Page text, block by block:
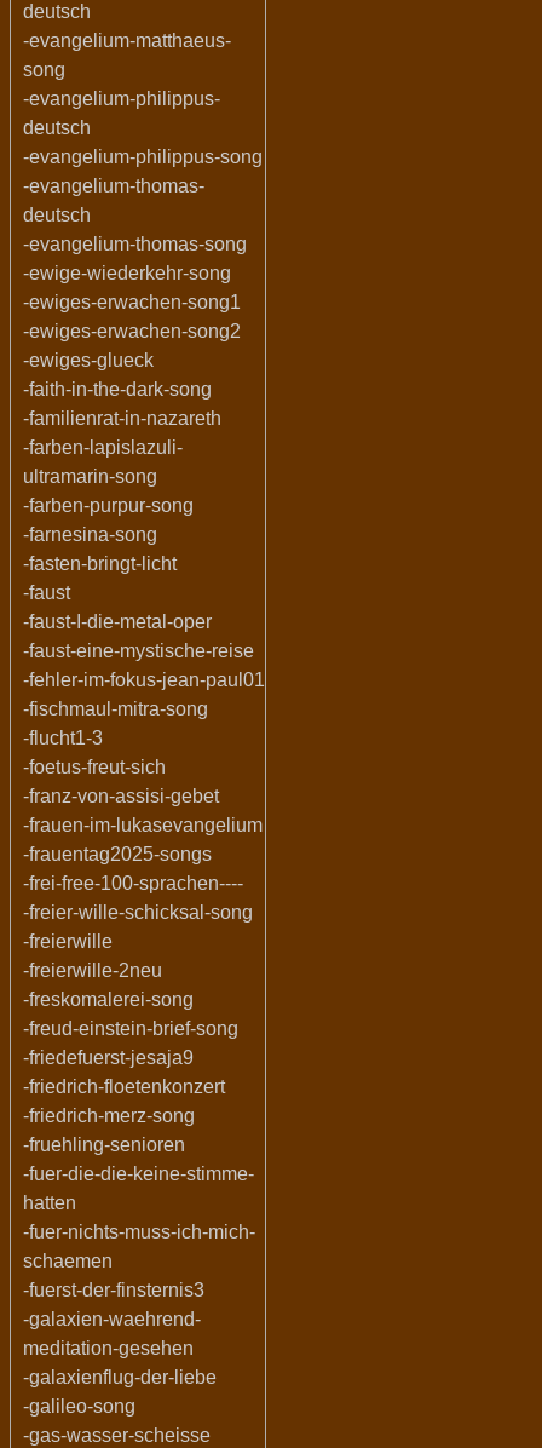
deutsch
-evangelium-matthaeus-
song
-evangelium-philippus-
deutsch
-evangelium-philippus-song
-evangelium-thomas-
deutsch
-evangelium-thomas-song
-ewige-wiederkehr-song
-ewiges-erwachen-song1
-ewiges-erwachen-song2
-ewiges-glueck
-faith-in-the-dark-song
-familienrat-in-nazareth
-farben-lapislazuli-
ultramarin-song
-farben-purpur-song
-farnesina-song
-fasten-bringt-licht
-faust
-faust-I-die-metal-oper
-faust-eine-mystische-reise
-fehler-im-fokus-jean-paul01
-fischmaul-mitra-song
-flucht1-3
-foetus-freut-sich
-franz-von-assisi-gebet
-frauen-im-lukasevangelium
-frauentag2025-songs
-frei-free-100-sprachen----
-freier-wille-schicksal-song
-freierwille
-freierwille-2neu
-freskomalerei-song
-freud-einstein-brief-song
-friedefuerst-jesaja9
-friedrich-floetenkonzert
-friedrich-merz-song
-fruehling-senioren
-fuer-die-die-keine-stimme-
hatten
-fuer-nichts-muss-ich-mich-
schaemen
-fuerst-der-finsternis3
-galaxien-waehrend-
meditation-gesehen
-galaxienflug-der-liebe
-galileo-song
-gas-wasser-scheisse